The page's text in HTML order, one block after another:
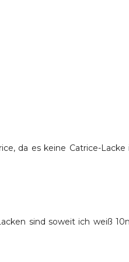
da es keine Catrice-Lacke
sind soweit ich weiß